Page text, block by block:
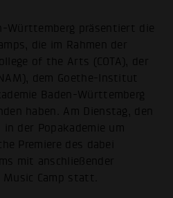
Württemberg präsentiert die
die im Rahmen der
of the Arts (COTA), der
dem Goethe-Institut
Baden-Württemberg
haben. Am Dienstag, den
der Popakademie um
Premiere des dabei
mit anschließender
Camp statt.